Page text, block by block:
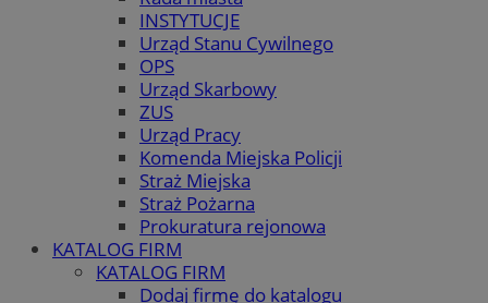
INSTYTUCJE
Urząd Stanu Cywilnego
OPS
Urząd Skarbowy
ZUS
Urząd Pracy
Komenda Miejska Policji
Straż Miejska
Straż Pożarna
Prokuratura rejonowa
KATALOG FIRM
KATALOG FIRM
Dodaj firmę do katalogu